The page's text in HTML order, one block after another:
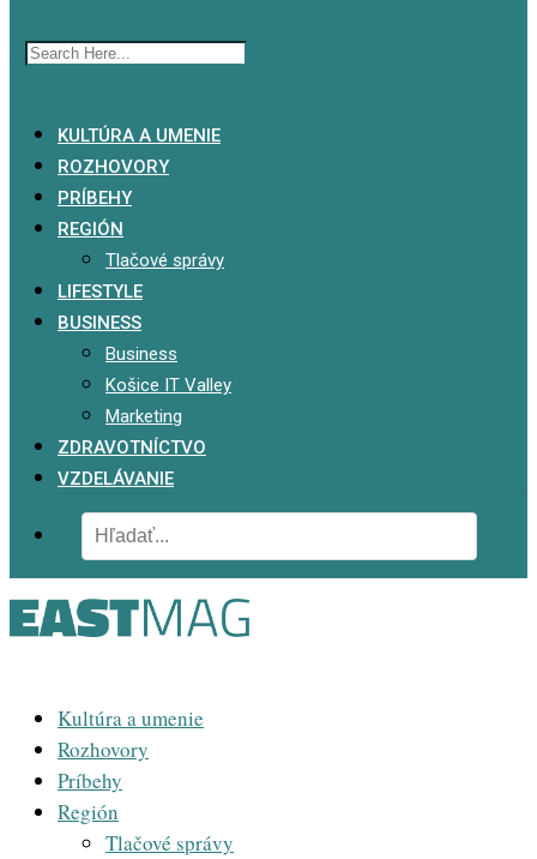
KULTÚRA A UMENIE
ROZHOVORY
PRÍBEHY
REGIÓN
Tlačové správy
LIFESTYLE
BUSINESS
Business
Košice IT Valley
Marketing
ZDRAVOTNÍCTVO
VZDELÁVANIE
Kultúra a umenie
Rozhovory
Príbehy
Región
Tlačové správy